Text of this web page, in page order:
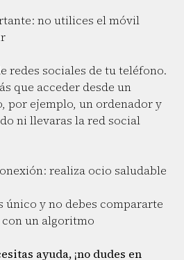
no utilices el móvil
redes sociales de tu teléfono.
que acceder desde un
por ejemplo, un ordenador y
ni llevaras la red social
realiza ocio saludable
único y no debes compararte
un algoritmo
ayuda, ¡no dudes en